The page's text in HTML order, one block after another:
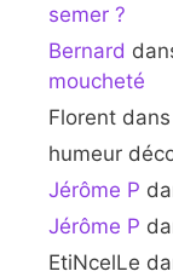
semer ?
Bernard
moucheté
Florent dans
humeur
Jérôme P
Jérôme P
EtiNcelLe